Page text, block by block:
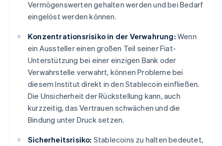
Vermögenswerten gehalten werden und bei Bedarf
eingelöst werden können.
Konzentrationsrisiko in der Verwahrung: Wenn
ein Aussteller einen großen Teil seiner Fiat-
Unterstützung bei einer einzigen Bank oder
Verwahrstelle verwahrt, können Probleme bei
diesem Institut direkt in den Stablecoin einfließen.
Die Unsicherheit der Rückstellung kann, auch
kurzzeitig, das Vertrauen schwächen und die
Bindung unter Druck setzen.
Sicherheitsrisiko: Stablecoins zu halten bedeutet,